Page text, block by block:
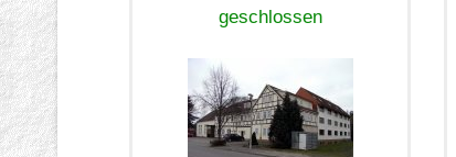
geschlossen